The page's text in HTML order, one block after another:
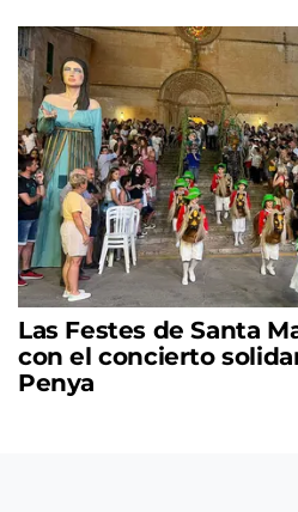
Las Festes de Santa
con el concierto
Penya